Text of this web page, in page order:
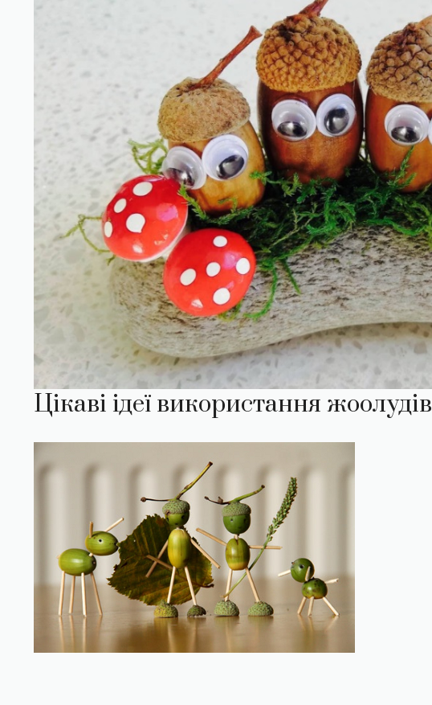
Цікаві ідеї використання жоолудів